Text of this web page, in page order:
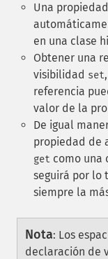
Una
en una clase
Obtener una
visibilidad set
referencia
valor de la
De igual
propiedad de
get como una
seguirá por lo
siempre la
Nota: Los
declaración de